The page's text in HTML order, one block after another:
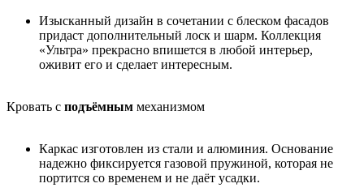
Изысканный дизайн в сочетании с блеском фасадов
придаст дополнительный лоск и шарм. Коллекция
«Ультра» прекрасно впишется в любой интерьер,
оживит его и сделает интересным.
Кровать с подъёмным механизмом
Каркас изготовлен из стали и алюминия. Основание
надежно фиксируется газовой пружиной, которая не
портится со временем и не даёт усадки.